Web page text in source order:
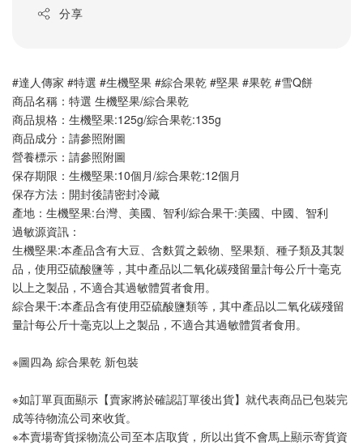
分享
#達人傳家 #特選 #生機堅果 #綜合果乾 #堅果 #果乾 #雪Q餅
商品名稱：特選 生機堅果/綜合果乾
商品規格：生機堅果:125g/綜合果乾:135g
商品成分：請參照附圖
營養標示：請參照附圖
保存期限：生機堅果:10個月/綜合果乾:12個月
保存方法：開封後請密封冷藏
產地：生機堅果:台灣、美國、智利/綜合果干:美國、中國、智利
過敏源資訊：
生機堅果:本產品含有大豆、含麩質之穀物、堅果類、種子類及其製
品，使用亞硫酸鹽等，其中產品以二氧化碳殘留量計每公斤十毫克
以上之製品，不適合其過敏體質者食用。
綜合果干:本產品含有使用亞硫酸鹽類等，其中產品以二氧化碳殘留
量計每公斤十毫克以上之製品，不適合其過敏體質者食用。
※圖四為 綜合果乾 新包裝
※如訂單頁面顯示【賣家將於確認訂單後出貨】就代表商品已包裝完
成等待物流公司來收貨。
※本賣場寄貨採物流公司至本店取貨，所以出貨不會馬上顯示寄貨資